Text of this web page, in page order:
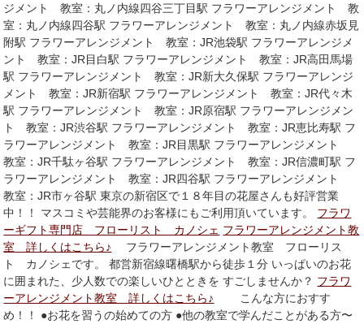
ジメント 教室：丸ノ内線四谷三丁目駅 フラワーアレンジメント 教
室：丸ノ内線四谷駅 フラワーアレンジメント 教室：丸ノ内線赤坂見
附駅 フラワーアレンジメント 教室：JR池袋駅 フラワーアレンジメ
ント 教室：JR目白駅 フラワーアレンジメント 教室：JR高田馬場
駅 フラワーアレンジメント 教室：JR新大久保駅 フラワーアレンジ
メント 教室：JR新宿駅 フラワーアレンジメント 教室：JR代々木
駅 フラワーアレンジメント 教室：JR原宿駅 フラワーアレンジメン
ト 教室：JR渋谷駅 フラワーアレンジメント 教室：JR恵比寿駅 フ
ラワーアレンジメント 教室：JR目黒駅 フラワーアレンジメント
教室：JR千駄ヶ谷駅 フラワーアレンジメント 教室：JR信濃町駅 フ
ラワーアレンジメント 教室：JR四谷駅 フラワーアレンジメント
教室：JR市ヶ谷駅 東京の新宿区で１８年目の花屋さんも好評営業
中！！ マスコミや芸能界のお客様にもご利用頂いています。 フラワ
ーギフト専門店 フローリスト カノシェ フラワーアレンジメント教
室 詳しくはこちら♪ フラワーアレンジメント教室 フローリス
ト カノシェです。 都営新宿線曙橋駅から徒歩１分 いっぱいのお花
に囲まれた、少人数での楽しいひとときを すごしませんか？ フラワ
ーアレンジメント教室 詳しくはこちら♪ こんな方におすす
め！！ ●お花を習うの始めての方 ●他の教室で学んだことがある方〜